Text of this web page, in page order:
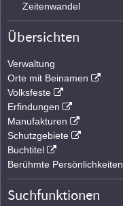
Zeitenwandel
Übersichten
Verwaltung
Orte mit Beinamen
Volksfeste
Erfindungen
Manufakturen
Schutzgebiete
Buchtitel
Berühmte Persönlichkeiten
Suchfunktionen